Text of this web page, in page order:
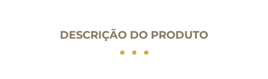
DESCRIÇÃO DO PRODUTO